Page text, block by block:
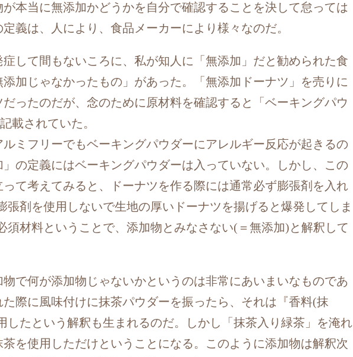
本当に無添加かどうかを自分で確認することを決して怠っては
義は、人により、食品メーカーにより様々なのだ。
して間もないころに、私が知人に「無添加」だと勧められた食
加じゃなかったもの」があった。「無添加ドーナツ」を売りに
ったのだが、念のために原材料を確認すると「ベーキングパウ
載されていた。
ミフリーでもベーキングパウダーにアレルギー反応が起きるの
の定義にはベーキングパウダーは入っていない。しかし、この
って考えてみると、ドーナツを作る際には通常必ず膨張剤を入れ
張剤を使用しないで生地の厚いドーナツを揚げると爆発してしま
須材料ということで、添加物とみなさない(＝無添加)と解釈して
で何が添加物じゃないかというのは非常にあいまいなものであ
際に風味付けに抹茶パウダーを振ったら、それは『香料(抹
したという解釈も生まれるのだ。しかし「抹茶入り緑茶」を淹れ
を使用しただけということになる。このように添加物は解釈次